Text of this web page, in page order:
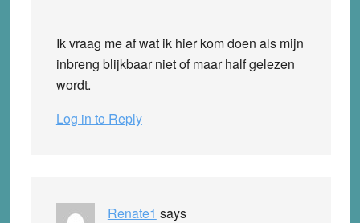
Ik vraag me af wat ik hier kom doen als mijn
inbreng blijkbaar niet of maar half gelezen
wordt.
Log in to Reply
Renate1 says